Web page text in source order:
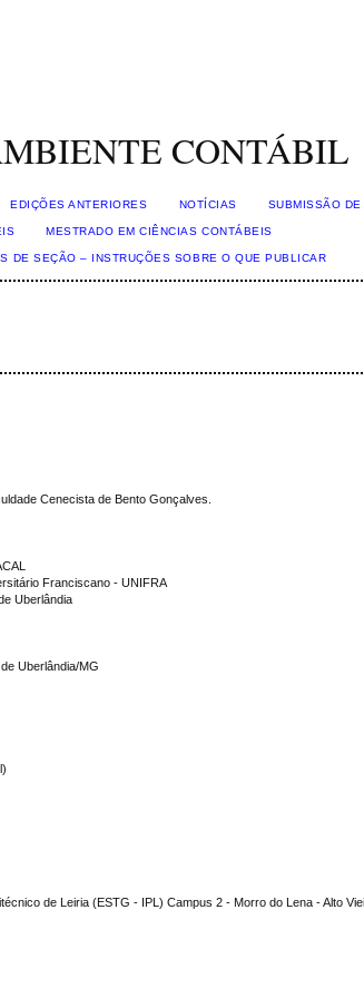
CONTÁBIL
EDIÇÕES ANTERIORES NOTÍCIAS SUBMISSÃO
MESTRADO EM CIÊNCIAS CONTÁBEIS
DE SEÇÃO – INSTRUÇÕES SOBRE O QUE PUBLICAR
Cenecista de Bento Gonçalves.
Franciscano - UNIFRA
Uberlândia
Uberlândia/MG
de Leiria (ESTG - IPL) Campus 2 - Morro do Lena - Alto